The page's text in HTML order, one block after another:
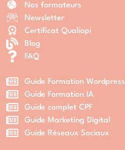
Nos formateurs
Newsletter
Certificat Qualiopi
Blog
FAQ
Guide Formation Wordpress
Guide Formation IA
Guide complet CPF
Guide Marketing Digital
Guide Réseaux Sociaux